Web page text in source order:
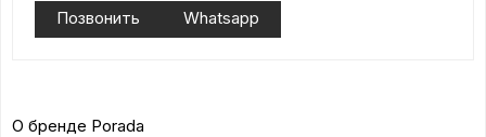
Позвонить
Whatsapp
О бренде Porada